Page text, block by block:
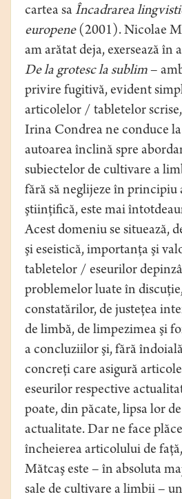
cartea sa Încadrarea
europene(2001). Nicolae
am arătat deja, exersează în
De la grotesc la sublim–
privire fugitivă, evident
articolelor / tabletelor scrise,
Irina Condrea ne conduce
autoarea înclină spre
subiectelor de cultivare a
fără să neglijeze în principiu
ştiinţiﬁcă, este mai
Acest domeniu se situează,
şi eseistică, importanţa şi
tabletelor / eseurilor
problemelor luate în
constatărilor, de justeţea
de limbă, de limpezimea şi
a concluziilor şi, fără
concreţi care asigură
eseurilor respective
poate, din păcate, lipsa lor
actualitate. Dar ne face
încheierea articolului de
Mătcaş este – în absoluta
sale de cultivare a limbii –